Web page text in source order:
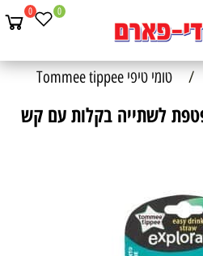
0 0
/ טומי טיפי Tommee tippee
לשתייה בקלות עם קש